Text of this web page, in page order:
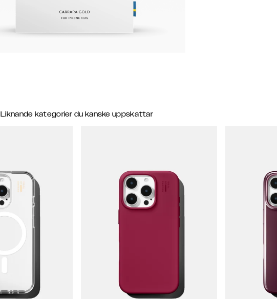
Liknande kategorier du kanske uppskattar